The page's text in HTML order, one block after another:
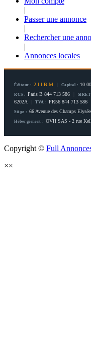
|
Passer une annonce
|
Rechercher une
|
Annonces locales
Éditeur : 2.I.I.B.M Capital : 10
RCS : Paris B 844 713 586
6202A TVA : FR56 844 713 586
Siège : 66 Avenue des Champs
Hébergement : OVH SAS - 2 rue
Copyright © Full
××